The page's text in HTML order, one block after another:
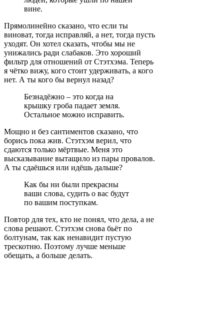
вине.
Прямолинейно сказано, что если ты
виноват, тогда исправляй, а нет, тогда пусть
уходят. Он хотел сказать, чтобы мы не
унижались ради слабаков. Это хороший
фильтр для отношений от Стэтхэма. Теперь
я чётко вижу, кого стоит удерживать, а кого
нет. А ты кого бы вернул назад?
Безнадёжно – это когда на
крышку гроба падает земля.
Остальное можно исправить.
Мощно и без сантиментов сказано, что
борись пока жив. Стэтхэм верил, что
сдаются только мёртвые. Меня это
высказывание вытащило из пары провалов.
А ты сдаёшься или идёшь дальше?
Как бы ни были прекрасны
ваши слова, судить о вас будут
по вашим поступкам.
Повтор для тех, кто не понял, что дела, а не
слова решают. Стэтхэм снова бьёт по
болтунам, так как ненавидит пустую
трескотню. Поэтому лучше меньше
обещать, а больше делать.